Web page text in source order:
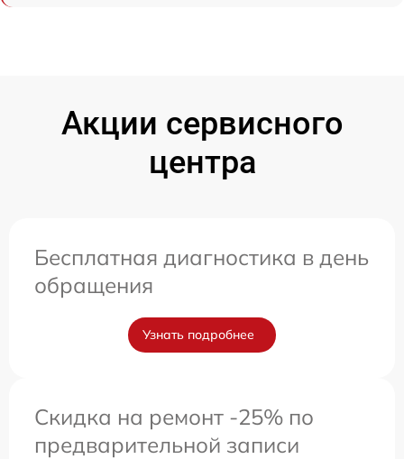
Акции сервисного
центра
Бесплатная диагностика в день
обращения
Узнать подробнее
Скидка на ремонт -25% по
предварительной записи